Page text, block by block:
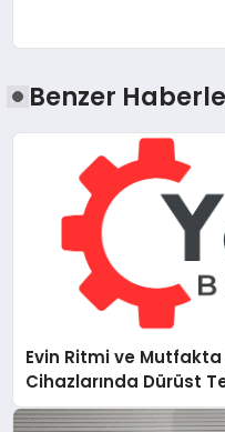
Benzer
Evin Ritmi ve
Cihazlarında Dürüst